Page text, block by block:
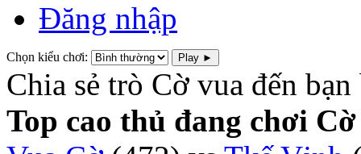
Đăng nhập
Chọn kiểu chơi: Play ►
Chia sẻ trò Cờ vua đến bạn
Top cao thủ đang chơi